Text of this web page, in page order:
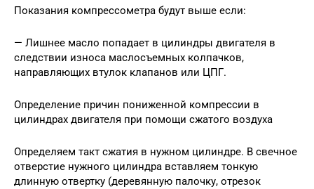
Показания компрессометра будут выше если:
— Лишнее масло попадает в цилиндры двигателя в
следствии износа маслосъемных колпачков,
направляющих втулок клапанов или ЦПГ.
Определение причин пониженной компрессии в
цилиндрах двигателя при помощи сжатого воздуха
Определяем такт сжатия в нужном цилиндре. В свечное
отверстие нужного цилиндра вставляем тонкую
длинную отвертку (деревянную палочку, отрезок